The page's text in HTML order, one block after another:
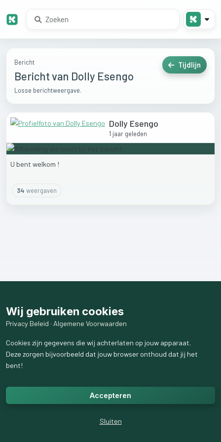
Bericht
Bericht van Dolly Esengo
Losse berichtweergave.
Tijdlijn
Dolly Esengo
1 jaar geleden
U bent welkom !
34 weergaven
Wij gebruiken cookies
Privacy Beleid · Algemene Voorwaarden
Cookies zijn gegevens die wij achterlaten op jouw apparaat.
Deze zorgen bijvoorbeeld dat jouw browser onthoud dat jij het
bent!
Accepteren
Sluiten